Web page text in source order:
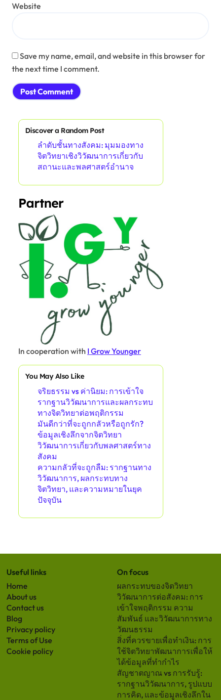
Website
Save my name, email, and website in this browser for
the next time I comment.
Discover a Random Post
ลำดับชั้นทางสังคม: มุมมองทาง
จิตวิทยาเชิงวิวัฒนาการเกี่ยวกับ
สถานะและพลศาสตร์อำนาจ
Partner
In cooperation with I Grow Younger
You May Also Like
จริยธรรม vs ค่านิยม: การเข้าใจ
รากฐานวิวัฒนาการและผลกระทบ
ทางจิตวิทยาต่อพฤติกรรม
มันดีกว่าที่จะถูกกลัวหรือถูกรัก?
ข้อมูลเชิงลึกจากจิตวิทยา
วิวัฒนาการเกี่ยวกับพลศาสตร์ทาง
สังคม
ความกลัวที่จะถูกลืม: รากฐานทาง
วิวัฒนาการ, ผลกระทบทาง
จิตวิทยา, และความหมายในยุค
ปัจจุบัน
Useful links
Home
About us
Contact us
Blog
Privacy policy
Terms of Use
Cookie policy
On focus
ผลกระทบของจิตวิทยา
วิวัฒนาการต่อสังคม: การ
เข้าใจพฤติกรรม ความ
สัมพันธ์ และวิวัฒนาการทาง
วัฒนธรรม
สิ่งที่ควรขายเพื่อทำเงิน: การ
ใช้จิตวิทยาพัฒนาการเพื่อให้
ได้ข้อมูลที่ทำกำไร
สัญชาตญาณ vs การรับรู้:
รากฐานวิวัฒนาการ, รูปแบบ
การคิด, และข้อมูลเชิงลึกใน